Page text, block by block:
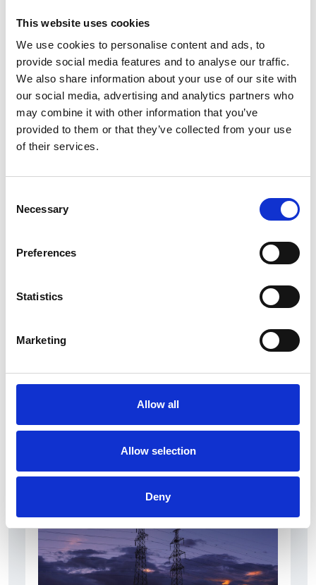
This website uses cookies
We use cookies to personalise content and ads, to
provide social media features and to analyse our traffic.
We also share information about your use of our site with
our social media, advertising and analytics partners who
may combine it with other information that you’ve
provided to them or that they’ve collected from your use
of their services.
Selection
Necessary
Preferences
Statistics
Marketing
Allow all
Allow selection
Deny
L’interscambio Italia – Repubblica ha superato
nel primo semestre i dieci miliardi di euro
Interviste
Overview Economica
Repubblica Ceca
Accelera la ripresa dell’industria nel corso del
primo semestre